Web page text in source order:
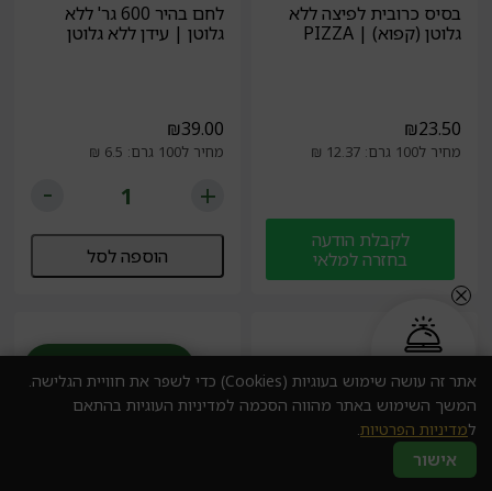
בסיס כרובית לפיצה ללא
גלוטן (קפוא) | PIZZA
₪23.50
מחיר ל100 גרם: 12.37 ₪
לקבלת הודעה
בחזרה למלאי
לחם בהיר 600 גר' ללא
גלוטן | עידן ללא גלוטן
₪39.00
מחיר ל100 גרם: 6.5 ₪
הוספה לסל
אתר זה עושה שימוש בעוגיות (Cookies) כדי לשפר את חוויית הגלישה.
המשך השימוש באתר מהווה הסכמה למדיניות העוגיות בהתאם
למדיניות הפרטיות.
אישור